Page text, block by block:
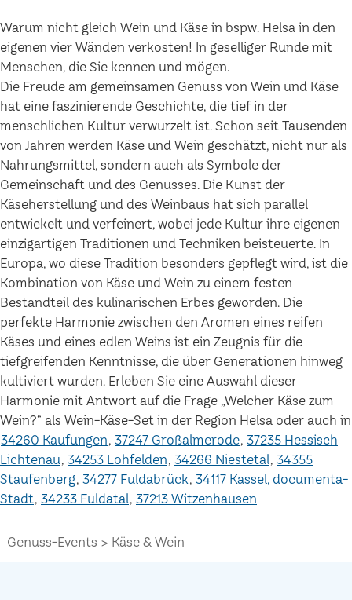
Warum nicht gleich Wein und Käse in bspw. Helsa in den
eigenen vier Wänden verkosten! In geselliger Runde mit
Menschen, die Sie kennen und mögen.
Die Freude am gemeinsamen Genuss von Wein und Käse
hat eine faszinierende Geschichte, die tief in der
menschlichen Kultur verwurzelt ist. Schon seit Tausenden
von Jahren werden Käse und Wein geschätzt, nicht nur als
Nahrungsmittel, sondern auch als Symbole der
Gemeinschaft und des Genusses. Die Kunst der
Käseherstellung und des Weinbaus hat sich parallel
entwickelt und verfeinert, wobei jede Kultur ihre eigenen
einzigartigen Traditionen und Techniken beisteuerte. In
Europa, wo diese Tradition besonders gepflegt wird, ist die
Kombination von Käse und Wein zu einem festen
Bestandteil des kulinarischen Erbes geworden. Die
perfekte Harmonie zwischen den Aromen eines reifen
Käses und eines edlen Weins ist ein Zeugnis für die
tiefgreifenden Kenntnisse, die über Generationen hinweg
kultiviert wurden. Erleben Sie eine Auswahl dieser
Harmonie mit Antwort auf die Frage „Welcher Käse zum
Wein?“ als Wein-Käse-Set in der Region Helsa oder auch in
34260 Kaufungen 37247 Großalmerode 37235 Hessisch
Lichtenau 34253 Lohfelden 34266 Niestetal 34355
Staufenberg 34277 Fuldabrück 34117 Kassel, documenta-
Stadt 34233 Fuldatal 37213 Witzenhausen
Genuss-Events Käse & Wein